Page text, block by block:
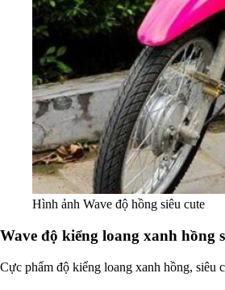
Hình ảnh Wave độ hồng siêu cute
Wave độ kiểng loang xanh hồng
Cực phẩm độ kiểng loang xanh hồng, siêu